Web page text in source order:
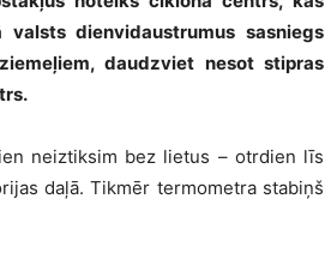
dienvidaustrumus sasniegs
daudzviet nesot stipras
neiztiksim bez lietus – otrdien līs
daļā. Tikmēr termometra stabiņš